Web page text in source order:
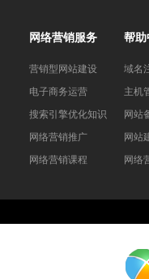
网络营销服务
营销型网站建设
电子商务运营
搜索引擎优化知识
网络营销推广
网络营销课程
帮助
域名
主机
网站
网站
网络